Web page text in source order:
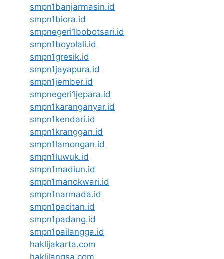
smpn1banjarmasin.id
smpn1biora.id
smpnegeri1bobotsari.id
smpn1boyolali.id
smpn1gresik.id
smpn1jayapura.id
smpn1jember.id
smpnegeri1jepara.id
smpn1karanganyar.id
smpn1kendari.id
smpn1kranggan.id
smpn1lamongan.id
smpn1luwuk.id
smpn1madiun.id
smpn1manokwari.id
smpn1narmada.id
smpn1pacitan.id
smpn1padang.id
smpn1pailangga.id
haklijakarta.com
haklilangsa.com